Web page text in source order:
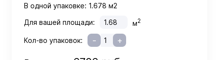
В одной упаковке: 1.678 м2
Для вашей площади:
м2
Кол-во упаковок: - +